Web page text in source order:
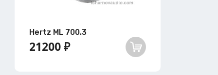
Hertz ML 700.3
21200 ₽